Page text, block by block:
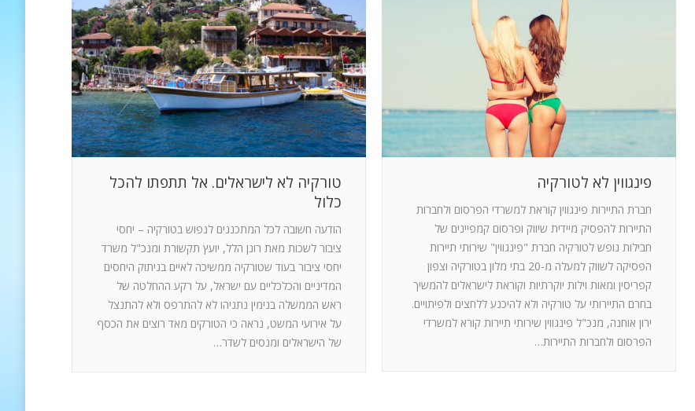
טורקיה לא לישראלים. אל תתפתו להכל
כלול
הודעה חשובה לכל המתכננים לנפוש בטורקיה – יחסי
ציבור לשכות מאת רונן הלל, יועץ תקשורת ומנכ"ל משרד
יחסי ציבור בעוד שטורקיה ממשיכה לאיים בניתוק היחסים
המדיניים והכלכליים עם ישראל, על רקע ההחלטה של
ראש הממשלה בנימין נתניהו לא להתרפס ולא להתנצל
על אירועי המשט, נראה כי הטורקים מאד רוצים את הכסף
של הישראלים ומנסים לשדר…
פינגווין לא לטורקיה
חברת התיירות פינגווין קוראת למשרדי הפרסום ולחברות
התיירות להפסיק מיידית שיווק ופרסום קמפיינים של
חבילות נופש לטורקיה חברת "פינגווין" שירותי תיירות
הפסיקה לשווק למעלה מ-20 בתי מלון בטורקיה וצפון
קפריסין ומאות וילות יוקרתיות וקוראת לישראלים להמשיך
בחרם התיירותי על טורקיה ולא להיכנע ללחצים ולפיתויים.
ירון אוחנה, מנכ"ל פינגווין שירותי תיירות קורא למשרדי
הפרסום ולחברות התיירות…